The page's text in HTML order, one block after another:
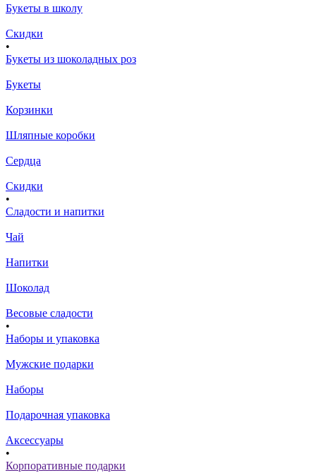
Букеты в школу
Скидки
•
Букеты из шоколадных роз
Букеты
Корзинки
Шляпные коробки
Сердца
Скидки
•
Сладости и напитки
Чай
Напитки
Шоколад
Весовые сладости
•
Наборы и упаковка
Мужские подарки
Наборы
Подарочная упаковка
Аксессуары
•
Корпоративные подарки